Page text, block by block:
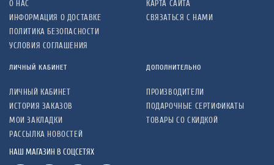
О НАС
ИНФОРМАЦИЯ О ДОСТАВКЕ
ПОЛИТИКА БЕЗОПАСНОСТИ
УСЛОВИЯ СОГЛАШЕНИЯ
КАРТА САЙТА
СВЯЗАТЬСЯ С НАМИ
ЛИЧНЫЙ КАБИНЕТ
ЛИЧНЫЙ КАБИНЕТ
ИСТОРИЯ ЗАКАЗОВ
МОИ ЗАКЛАДКИ
РАССЫЛКА НОВОСТЕЙ
ДОПОЛНИТЕЛЬНО
ПРОИЗВОДИТЕЛИ
ПОДАРОЧНЫЕ СЕРТИФИКАТЫ
ТОВАРЫ СО СКИДКОЙ
НАШ МАГАЗИН В СОЦСЕТЯХ